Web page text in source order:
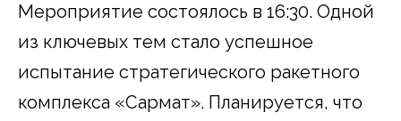
Мероприятие состоялось в 16:30. Одной
из ключевых тем стало успешное
испытание стратегического ракетного
комплекса «Сармат». Планируется, что